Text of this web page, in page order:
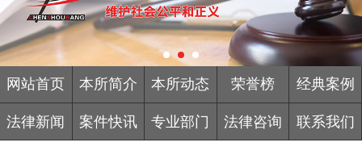
网站首页 本所简介 本所动态 荣誉榜 经典案例
法律新闻 案件快讯 专业部门 法律咨询 联系我们